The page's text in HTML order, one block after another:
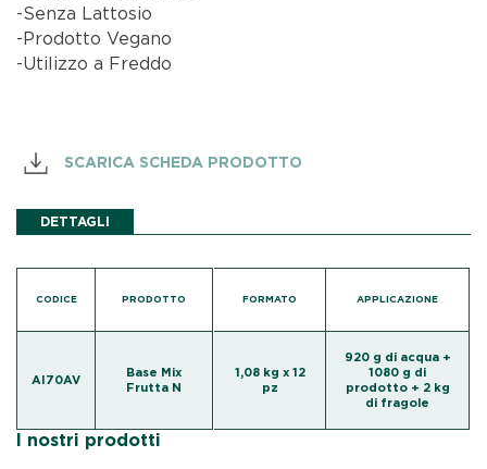
-Senza Lattosio
-Prodotto Vegano
-Utilizzo a Freddo
SCARICA SCHEDA PRODOTTO
DETTAGLI
CODICE PRODOTTO
AI70AV
Base Mix
Frutta N
FORMATO APPLICAZIONE
1,08 kg x 12
pz
920 g di acqua +
1080 g di
prodotto + 2 kg
di fragole
I nostri prodotti